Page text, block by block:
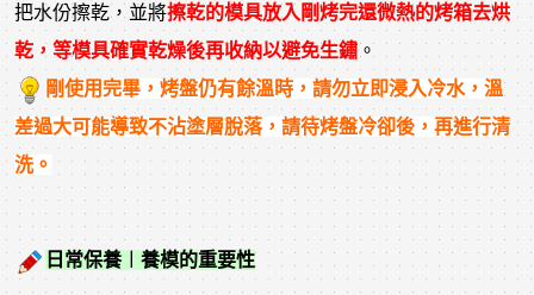
把水份擦乾，並將擦乾的模具放入剛烤完還微熱的烤箱去烘
乾，等模具確實乾燥後再收納以避免生鏽。
剛使用完畢，烤盤仍有餘溫時，請勿立即浸入冷水，溫
差過大可能導致不沾塗層脫落，請待烤盤冷卻後，再進行清
洗。
日常保養︱ 養模的重要性